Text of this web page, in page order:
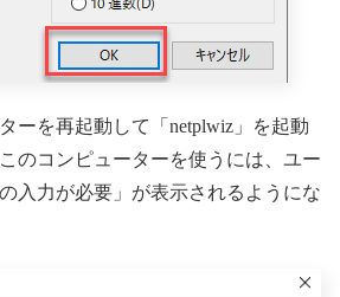
ーを再起動して「netplwiz」を起動
のコンピューターを使うには、ユー
入力が必要」が表示されるようにな